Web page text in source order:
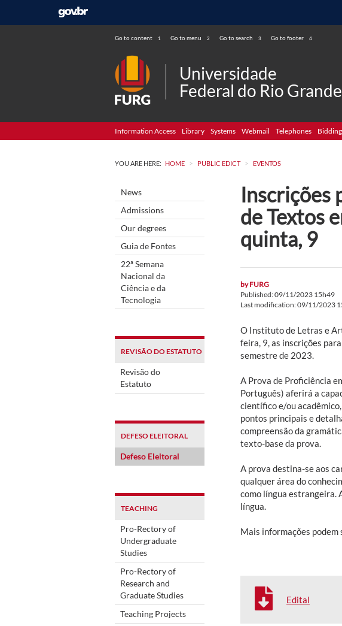
Go to content 1 Go to menu 2 Go to search 3 Go to footer 4
Universidade
Federal do Rio Grande
Information Access Library Systems Webmail Telephones Bidding
YOU ARE HERE: HOME > PUBLIC EDICT > EVENTOS
News
Admissions
Our degrees
Guia de Fontes
22ª Semana
Nacional da
Ciência e da
Tecnologia
REVISÃO DO ESTATUTO
Revisão do
Estatuto
DEFESO ELEITORAL
Defeso Eleitoral
TEACHING
Pro-Rectory of
Undergraduate
Studies
Pro-Rectory of
Research and
Graduate Studies
Teaching Projects
Inscrições
de Textos
quinta, 9
byFURG
Published: 09/11/2023 15h49
Last modification: 09/11/2023
O Instituto de Letras e
feira, 9, as inscrições
semestre de 2023.
A Prova de Proficiência
Português) aferirá a
científico e/ou
pontos principais e
compreensão da
texto-base da prova.
A prova destina-se aos
qualquer área do
como língua estrangeira.
língua.
Mais informações podem
Edital